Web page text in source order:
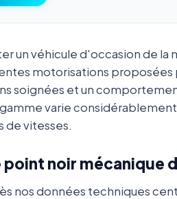
un véhicule d'occasion de la
motorisations proposées
soignées et un
varie
de vitesses.
point noir mécanique
nos données techniques